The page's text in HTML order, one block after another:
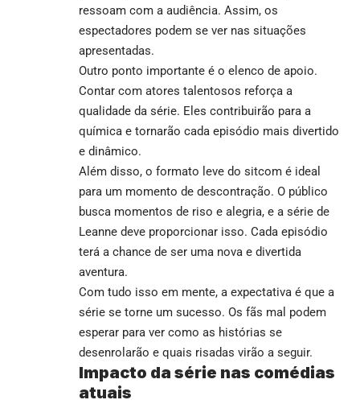
ressoam com a audiência. Assim, os
espectadores podem se ver nas situações
apresentadas.
Outro ponto importante é o elenco de apoio.
Contar com atores talentosos reforça a
qualidade da série. Eles contribuirão para a
química e tornarão cada episódio mais divertido
e dinâmico.
Além disso, o formato leve do sitcom é ideal
para um momento de descontração. O público
busca momentos de riso e alegria, e a série de
Leanne deve proporcionar isso. Cada episódio
terá a chance de ser uma nova e divertida
aventura.
Com tudo isso em mente, a expectativa é que a
série se torne um sucesso. Os fãs mal podem
esperar para ver como as histórias se
desenrolarão e quais risadas virão a seguir.
Impacto da série nas comédias
atuais